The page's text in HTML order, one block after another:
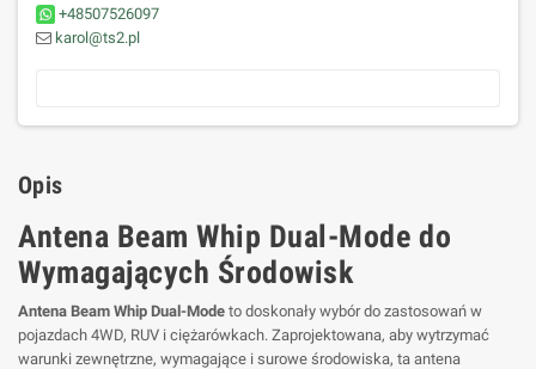
+48507526097
karol@ts2.pl
Opis
Antena Beam Whip Dual-Mode do
Wymagających Środowisk
Antena Beam Whip Dual-Mode to doskonały wybór do zastosowań w
pojazdach 4WD, RUV i ciężarówkach. Zaprojektowana, aby wytrzymać
warunki zewnętrzne, wymagające i surowe środowiska, ta antena